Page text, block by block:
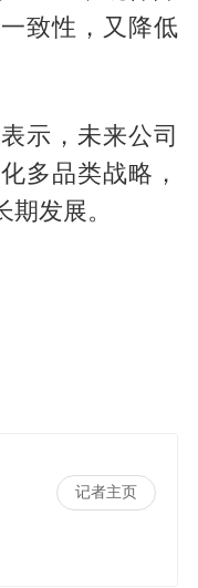
致性，又降低
示，未来公司
多品类战略，
发展。
记者主页